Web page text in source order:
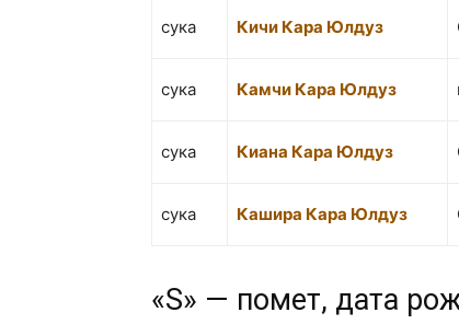
сука Кичи Кара Юлдуз
сука Камчи Кара Юлдуз
сука Киана Кара Юлдуз
сука Кашира Кара Юлдуз
«S» — помет, дата